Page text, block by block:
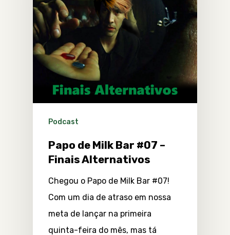
Podcast
Papo de Milk Bar #07 –
Finais Alternativos
Chegou o Papo de Milk Bar #07!
Com um dia de atraso em nossa
meta de lançar na primeira
quinta-feira do mês, mas tá